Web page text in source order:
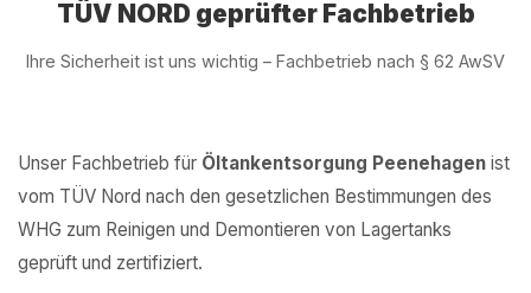
TÜV NORD geprüfter Fachbetrieb
Ihre Sicherheit ist uns wichtig – Fachbetrieb nach § 62 AwSV
Unser Fachbetrieb für Öltankentsorgung Peenehagen ist
vom TÜV Nord nach den gesetzlichen Bestimmungen des
WHG zum Reinigen und Demontieren von Lagertanks
geprüft und zertifiziert.